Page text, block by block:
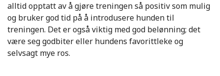
alltid opptatt av å gjøre treningen så positiv som mulig
og bruker god tid på å introdusere hunden til
treningen. Det er også viktig med god belønning; det
være seg godbiter eller hundens favorittleke og
selvsagt mye ros.